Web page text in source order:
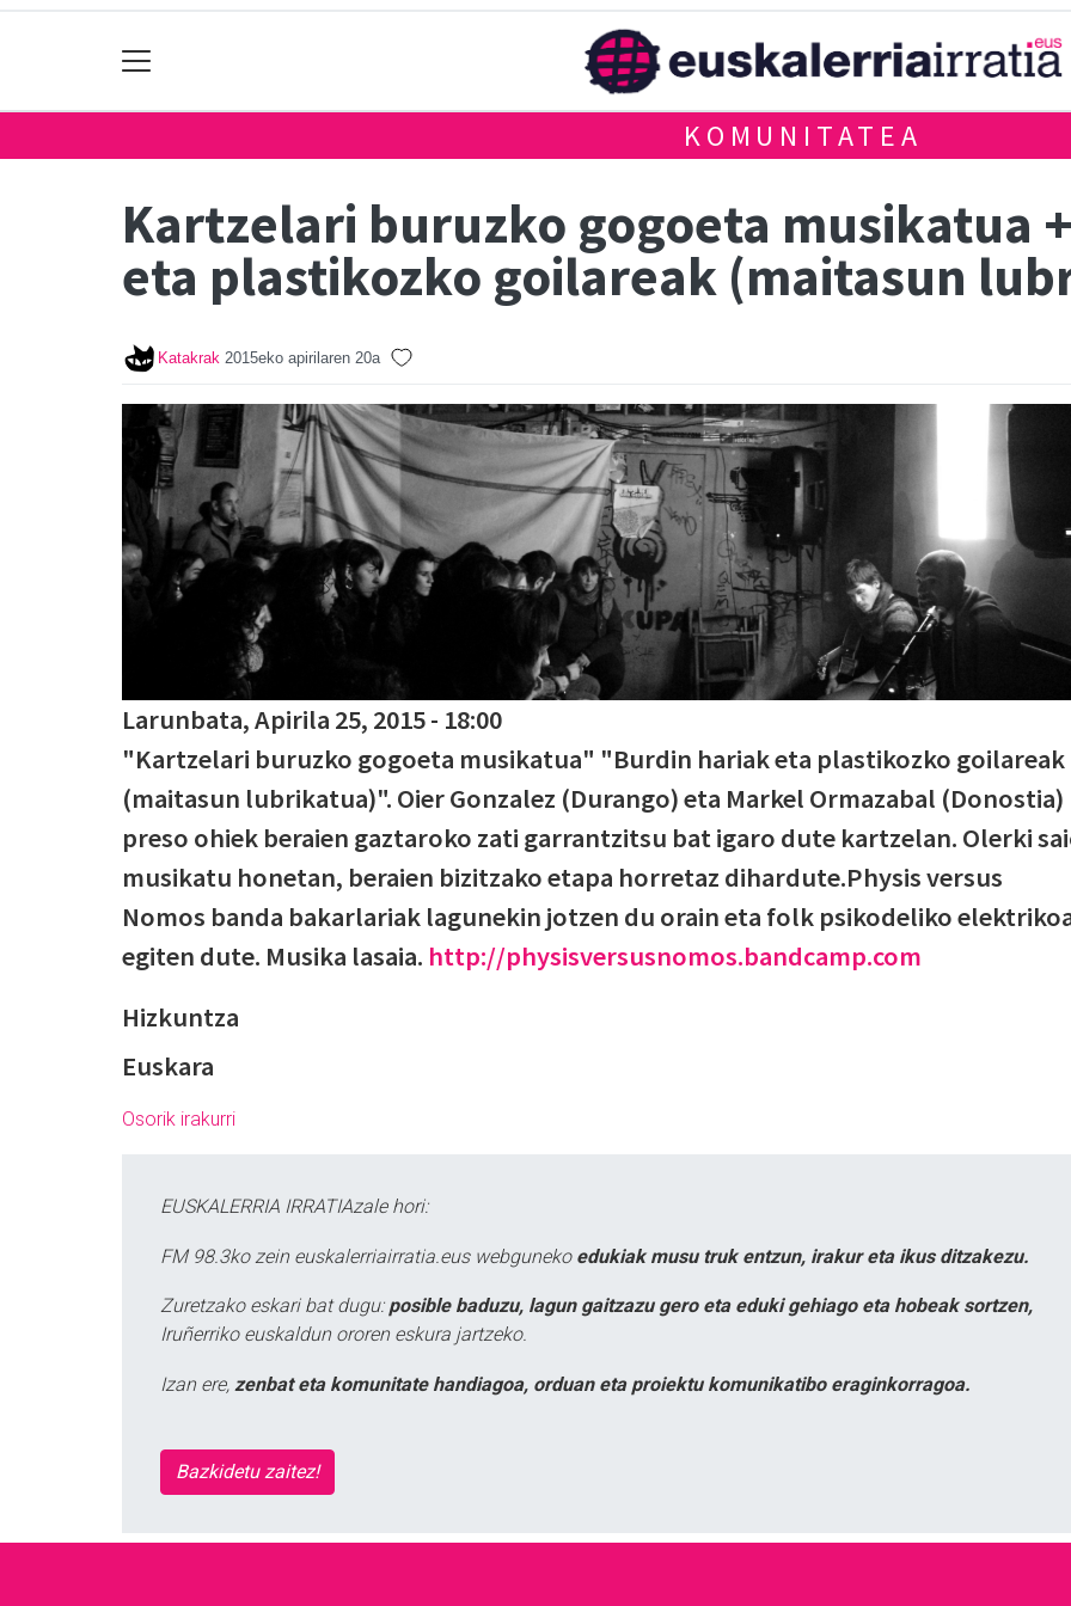
KOMUNITATEA
Kartzelari buruzko gogoeta musikatua
eta plastikozko goilareak (maitasun
Katakrak 2015eko apirilaren 20a
Larunbata, Apirila 25, 2015 - 18:00
"Kartzelari buruzko gogoeta musikatua" "Burdin hariak eta plastikozko goilareak
(maitasun lubrikatua)". Oier Gonzalez (Durango) eta Markel Ormazabal (Donostia)
preso ohiek beraien gaztaroko zati garrantzitsu bat igaro dute kartzelan. Olerki
musikatu honetan, beraien bizitzako etapa horretaz dihardute.Physis versus
Nomos banda bakarlariak lagunekin jotzen du orain eta folk psikodeliko
egiten dute. Musika lasaia. http://physisversusnomos.bandcamp.com
Hizkuntza
Euskara
Osorik irakurri
EUSKALERRIA IRRATIAzale hori:
FM 98.3ko zein euskalerriairratia.eus webguneko edukiak musu truk entzun, irakur eta ikus ditzakezu.
Zuretzako eskari bat dugu: posible baduzu, lagun gaitzazu gero eta eduki gehiago eta hobeak sortzen,
Iruñerriko euskaldun ororen eskura jartzeko.
Izan ere, zenbat eta komunitate handiagoa, orduan eta proiektu komunikatibo eraginkorragoa.
Bazkidetu zaitez!